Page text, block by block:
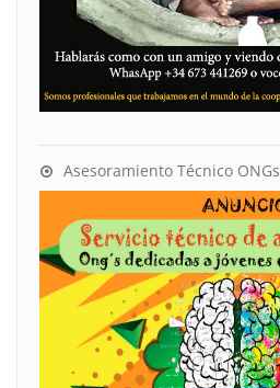
Asesoramiento Técnico ONGs